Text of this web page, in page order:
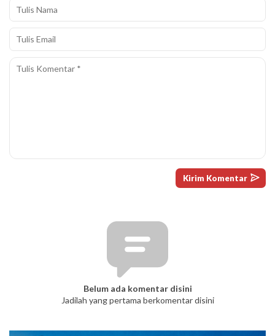
Belum ada komentar disini
Jadilah yang pertama berkomentar disini